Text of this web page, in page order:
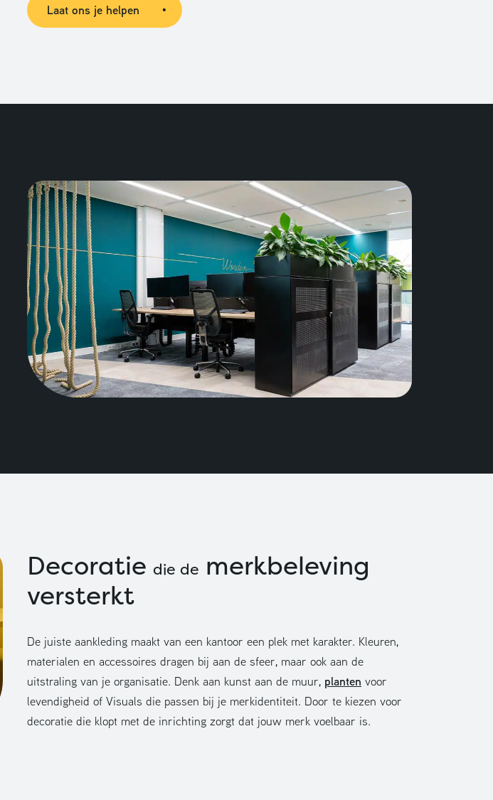
Laat ons je helpen
Decoratie die de merkbeleving
versterkt
De juiste aankleding maakt van een kantoor een plek met karakter. Kleuren,
materialen en accessoires dragen bij aan de sfeer, maar ook aan de
uitstraling van je organisatie. Denk aan kunst aan de muur, planten voor
levendigheid of Visuals die passen bij je merkidentiteit. Door te kiezen voor
decoratie die klopt met de inrichting zorgt dat jouw merk voelbaar is.